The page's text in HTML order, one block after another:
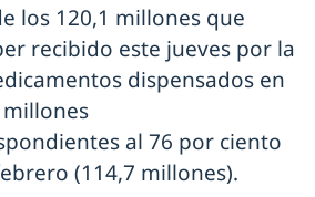
los 120,1 millones que
recibido este jueves por la
dispensados en
millones
al 76 por ciento
(114,7 millones).